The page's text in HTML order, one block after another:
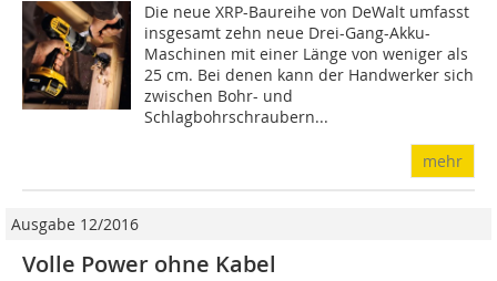
Die neue XRP-Baureihe von DeWalt umfasst
insgesamt zehn neue Drei-Gang-Akku-
Maschinen mit einer Länge von weniger als
25 cm. Bei denen kann der Handwerker sich
zwischen Bohr- und
Schlagbohrschraubern...
mehr
Ausgabe 12/2016
Volle Power ohne Kabel